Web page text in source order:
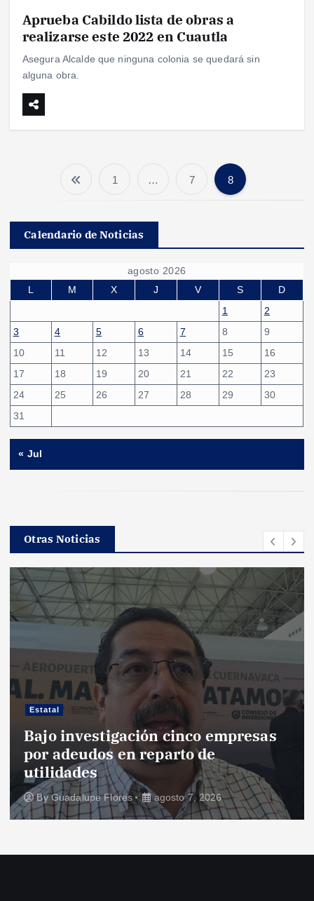
Aprueba Cabildo lista de obras a
realizarse este 2022 en Cuautla
Asegura Alcalde que ninguna colonia se quedará sin
alguna obra.
a
g
i
n
a
c
i
ó
e
e
t
r
a
a
s
1 … 7 8
Calendario de Noticias
agosto 2026
L
M X J V S
D
1
2
3
4 5 6 7 8
9
10
11 12 13 14 15
16
17
18 19 20 21 22
23
24
25 26 27 28 29
30
31
« Jul
Otras Noticias
Estatal
Bajo investigación cinco empresas
por adeudos en reparto de
utilidades
ByGuadalupe Flores agosto 7, 2026